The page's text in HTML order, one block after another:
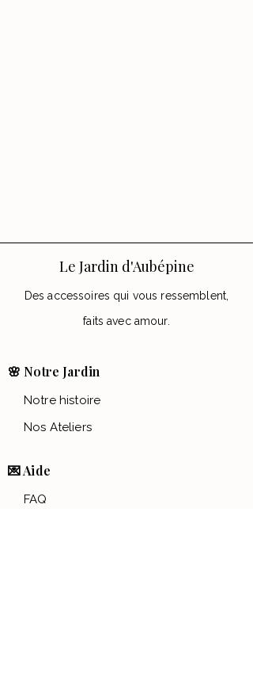
Le Jardin d'Aubépine
Des accessoires qui vous ressemblent,
faits avec amour.
🌸 Notre Jardin
Notre histoire
Nos Ateliers
💌 Aide
FAQ